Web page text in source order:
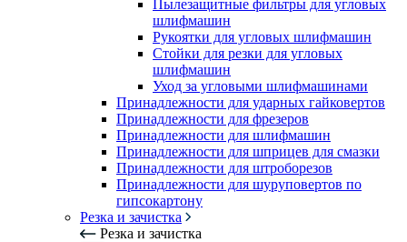
Пылезащитные фильтры для угловых
шлифмашин
Рукоятки для угловых шлифмашин
Стойки для резки для угловых
шлифмашин
Уход за угловыми шлифмашинами
Принадлежности для ударных гайковертов
Принадлежности для фрезеров
Принадлежности для шлифмашин
Принадлежности для шприцев для смазки
Принадлежности для штроборезов
Принадлежности для шуруповертов по
гипсокартону
Резка и зачистка
Резка и зачистка